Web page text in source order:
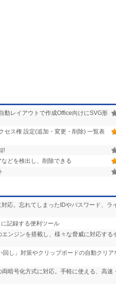
動レイアウトで作成Office向けにSVG形
セス権 設定(追加・変更・削除) 一覧表
!
どを検出し、削除できる
応。忘れてしまったIDやパスワード、ラ
記録する便利ツール
ンジンを搭載し、様々な脅威に対応する
回し」対策やクリップボードの自動クリア
暗号化方式に対応。手軽に使える、高速